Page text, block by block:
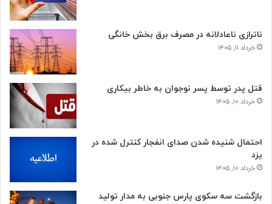
ناترازی ناعادلانه در مصرف برق بخش خانگی
خرداد ۱۱, ۱۴۰۵
قتل پدر توسط پسر نوجوان به خاطر بیکاری
خرداد ۱۰, ۱۴۰۵
احتمال شنیده شدن صدای انفجار کنترل شده در
یزد
خرداد ۱۰, ۱۴۰۵
بازگشت سه سکوی پارس جنوبی به مدار تولید